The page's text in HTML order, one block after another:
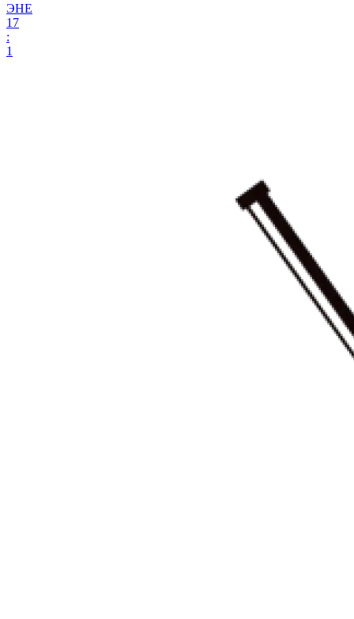
ЭНЕ
17
:
1